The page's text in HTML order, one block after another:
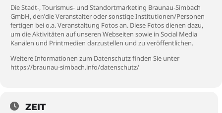
Die Stadt-, Tourismus- und Standortmarketing Braunau-Simbach
GmbH, der/die Veranstalter oder sonstige Institutionen/Personen
fertigen bei o.a. Veranstaltung Fotos an. Diese Fotos dienen dazu,
um die Aktivitäten auf unseren Webseiten sowie in Social Media
Kanälen und Printmedien darzustellen und zu veröffentlichen.
Weitere Informationen zum Datenschutz finden Sie unter
https://braunau-simbach.info/datenschutz/
ZEIT